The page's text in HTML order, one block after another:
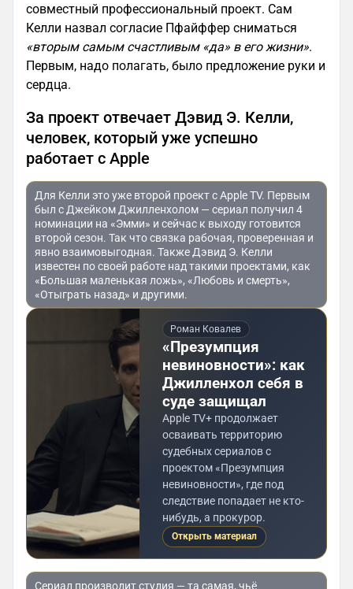
совместный профессиональный проект. Сам
Келли назвал согласие Пфайффер сниматься
«вторым самым счастливым «да» в его жизни».
Первым, надо полагать, было предложение руки и
сердца.
За проект отвечает Дэвид Э. Келли,
человек, который уже успешно
работает с Apple
Для Келли это уже второй проект с Apple TV. Первым
был с Джейком Джилленхолом — сериал получил 4
номинации на «Эмми» и сейчас к выходу готовится
второй сезон. Так что связка рабочая, проверенная и
явно взаимовыгодная. Также Дэвид Э. Келли
известен по своей работе над такими проектами, как
«Большая маленькая ложь», «Любовь и смерть»,
«Отыграть назад» и другими.
Роман Ковалев
«Презумпция
невиновности»: как
Джилленхол себя в
суде защищал
Apple TV+ продолжает
осваивать территорию
судебных сериалов с
проектом «Презумпция
невиновности», где под
следствие попадает не кто-
нибудь, а прокурор.
Открыть материал
Сериал производит студия — та самая, чьё